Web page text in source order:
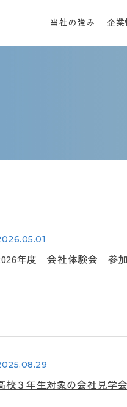
当社の強み 企業
年度 会社体験会 参
校３年生対象の会社見学